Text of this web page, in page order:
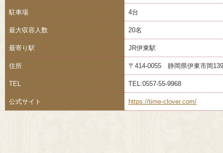
駐車場 4台
最大収容人数 20名
最寄り駅 JR伊東駅
住所 〒414-0055 静岡県伊東市岡
TEL TEL:0557-55-9968
公式サイト https://time-clover.com/